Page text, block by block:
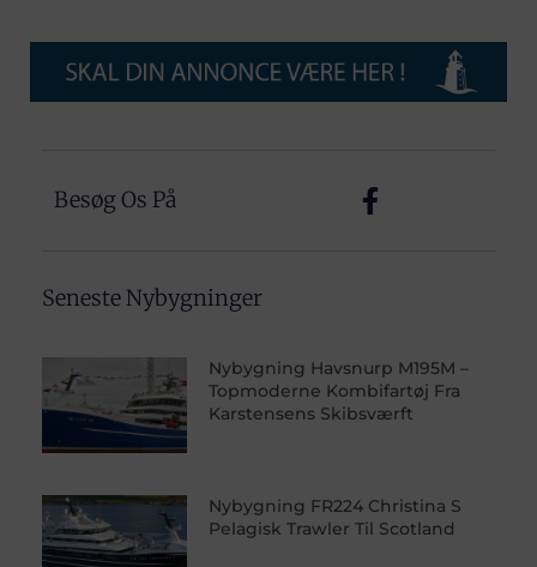
Besøg Os På
Seneste Nybygninger
Nybygning Havsnurp M195M –
Topmoderne Kombifartøj Fra
Karstensens Skibsværft
Nybygning FR224 Christina S
Pelagisk Trawler Til Scotland